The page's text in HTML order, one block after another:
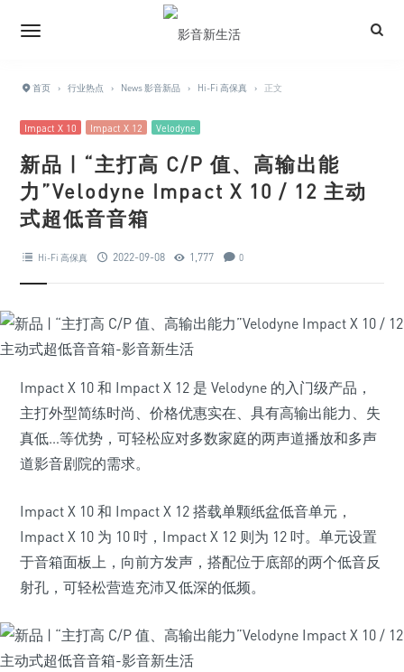
首页 › 行业热点 › News 影音新品 › Hi-Fi 高保真 › 正文
Impact X 10 Impact X 12 Velodyne
新品 | “主打高 C/P 值、高输出能
力”Velodyne Impact X 10 / 12 主动
式超低音音箱
Hi-Fi 高保真 2022-09-08 1,777 0
Impact X 10 和 Impact X 12 是 Velodyne 的入门级产品，
主打外型简练时尚、价格优惠实在、具有高输出能力、失
真低…等优势，可轻松应对多数家庭的两声道播放和多声
道影音剧院的需求。
Impact X 10 和 Impact X 12 搭载单颗纸盆低音单元，
Impact X 10 为 10 吋，Impact X 12 则为 12 吋。单元设置
于音箱面板上，向前方发声，搭配位于底部的两个低音反
射孔，可轻松营造充沛又低深的低频。